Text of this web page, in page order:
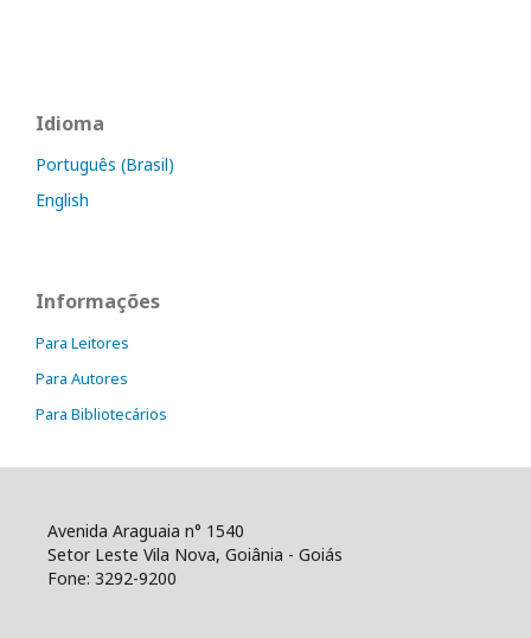
Idioma
Português (Brasil)
English
Informações
Para Leitores
Para Autores
Para Bibliotecários
Avenida Araguaia n° 1540
Setor Leste Vila Nova, Goiânia - Goiás
Fone: 3292-9200